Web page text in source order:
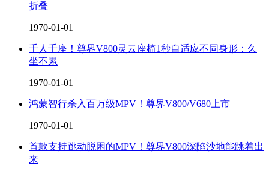
折叠
1970-01-01
千人千座！尊界V800灵云座椅1秒自适应不同身形：久
坐不累
1970-01-01
鸿蒙智行杀入百万级MPV！尊界V800/V680上市
1970-01-01
首款支持跳动脱困的MPV！尊界V800深陷沙地能跳着出
来